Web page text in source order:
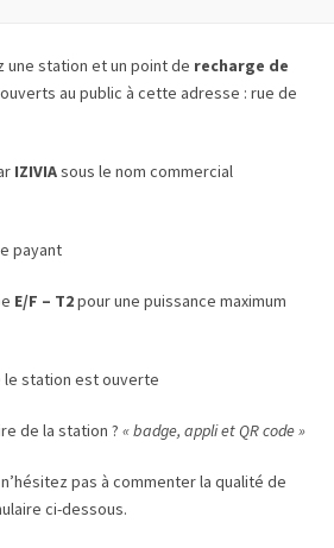
une station et un point de recharge de
ouverts au public à cette adresse : rue de
IZIVIAsous le nom commercial
payant
E/F – T2pour une puissance maximum
le station est ouverte
de la station ? « badge, appli et QR code »
pas à commenter la qualité de
ci-dessous.